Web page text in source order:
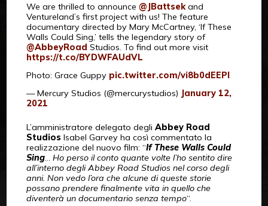
We are thrilled to announce @JBattsekand
Ventureland’s first project with us! The feature
documentary directed by Mary McCartney, ‘If These
Walls Could Sing,’ tells the legendary story of
@AbbeyRoad Studios. To find out more visit
https://t.co/BYDWFAUdVL
Photo: Grace Guppy pic.twitter.com/vi8b0dEEPl
— Mercury Studios (@mercurystudios) January 12,
2021
L’amministratore delegato degli Abbey Road
StudiosIsabel Garvey ha così commentato la
realizzazione del nuovo film: “If These Walls Could
Sing… Ho perso il conto quante volte l’ho sentito dire
all’interno degli Abbey Road Studios nel corso degli
anni. Non vedo l’ora che alcune di queste storie
possano prendere finalmente vita in quello che
diventerà un documentario senza tempo“.